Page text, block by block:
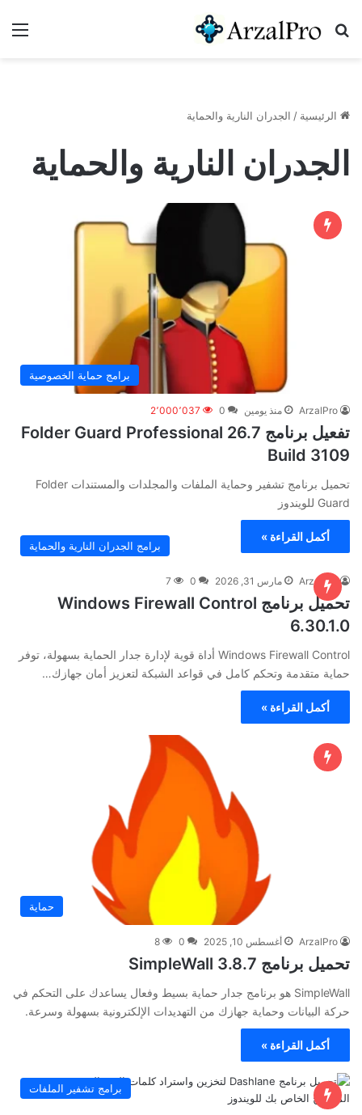
بحث عن
الرئيسية / الجدران النارية والحماية
الجدران النارية والحماية
برامج حماية الخصوصية
ArzalPro منذ يومين 0 2٬000٬037
تفعيل برنامج Folder Guard Professional 26.7
Build 3109
تحميل برنامج تشفير وحماية الملفات والمجلدات والمستندات Folder
Guard للويندوز
أكمل القراءة »
برامج الجدران النارية والحماية
ArzalPro مارس 31, 2026 0
7
تحميل برنامج Windows Firewall Control
6.30.1.0
Windows Firewall Control أداة قوية لإدارة جدار الحماية بسهولة، توفر
حماية متقدمة وتحكم كامل في قواعد الشبكة لتعزيز أمان جهازك…
أكمل القراءة »
حماية
ArzalPro أغسطس 10, 2025 0
8
تحميل برنامج SimpleWall 3.8.7
SimpleWall هو برنامج جدار حماية بسيط وفعال يساعدك على التحكم في
حركة البيانات وحماية جهازك من التهديدات الإلكترونية بسهولة وسرعة.
أكمل القراءة »
برامج تشفير الملفات